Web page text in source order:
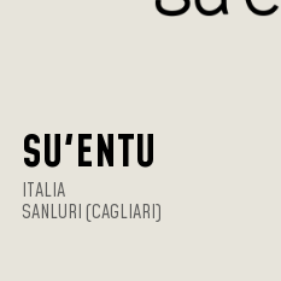
SU'ENTU
ITALIA
SANLURI (CAGLIARI)